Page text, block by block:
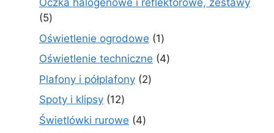
Oczka halogenowe i reflektorowe, zestawy
55
produktów
Oświetlenie ogrodowe 11
produkt
Oświetlenie techniczne 44
Plafony i półplafony 22
Spoty i klipsy 1212
produktów
Świetlówki rurowe 44